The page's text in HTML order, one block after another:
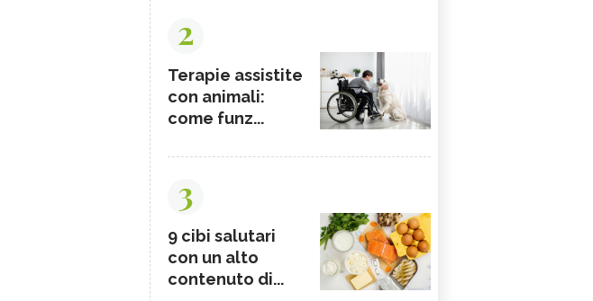
2
Terapie assistite
con animali:
come funz...
3
9 cibi salutari
con un alto
contenuto di...